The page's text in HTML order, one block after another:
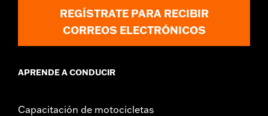
REGÍSTRATE PARA RECIBIR
CORREOS ELECTRÓNICOS
APRENDE A CONDUCIR
Capacitación de motocicletas